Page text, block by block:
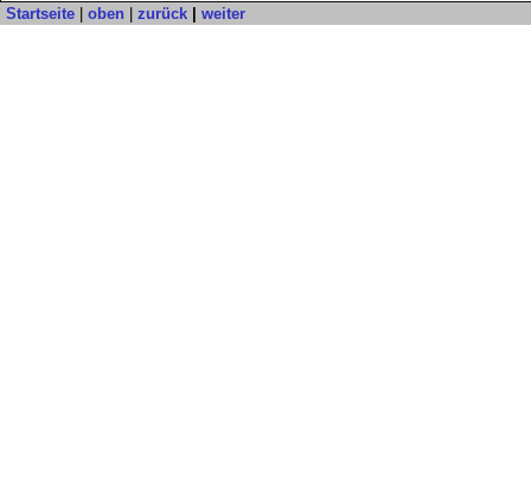
Startseite oben zurück weiter